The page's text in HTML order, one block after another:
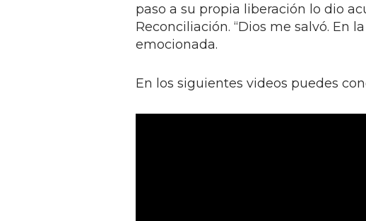
paso a su propia liberación lo dio
Reconciliación. “Dios me salvó. En
emocionada.
En los siguientes videos puedes